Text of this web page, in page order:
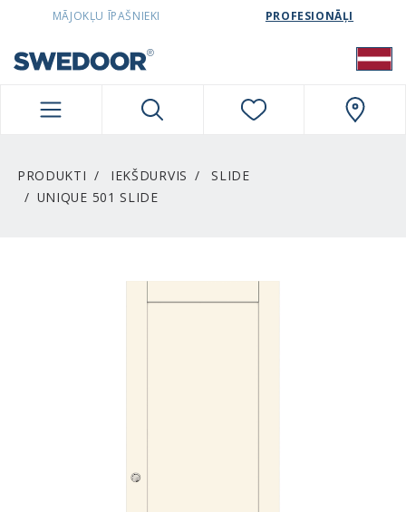
SWEDOORLATVIA NAVIGATION
MĀJOKĻU ĪPAŠNIEKI PROFESIONĀĻI
PRODUKTI IEKŠDURVIS
SLIDE
UNIQUE 501 SLIDE